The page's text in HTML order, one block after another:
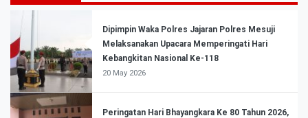
Dipimpin Waka Polres Jajaran Polres Mesuji
Melaksanakan Upacara Memperingati Hari
Kebangkitan Nasional Ke-118
20 May 2026
Peringatan Hari Bhayangkara Ke 80 Tahun 2026,